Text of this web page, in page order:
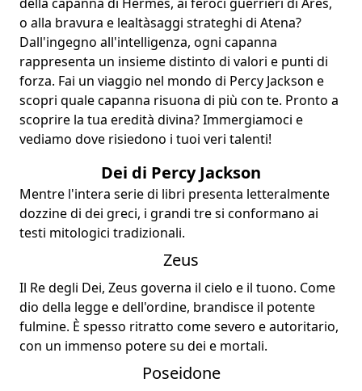
o alla bravura e lealtàsaggi strateghi di Atena?
Dall'ingegno all'intelligenza, ogni capanna
rappresenta un insieme distinto di valori e punti di
forza. Fai un viaggio nel mondo di Percy Jackson e
scopri quale capanna risuona di più con te. Pronto a
scoprire la tua eredità divina? Immergiamoci e
vediamo dove risiedono i tuoi veri talenti!
Dei di Percy Jackson
Mentre l'intera serie di libri presenta letteralmente
dozzine di dei greci, i grandi tre si conformano ai
testi mitologici tradizionali.
Zeus
Il Re degli Dei, Zeus governa il cielo e il tuono. Come
dio della legge e dell'ordine, brandisce il potente
fulmine. È spesso ritratto come severo e autoritario,
con un immenso potere su dei e mortali.
Poseidone